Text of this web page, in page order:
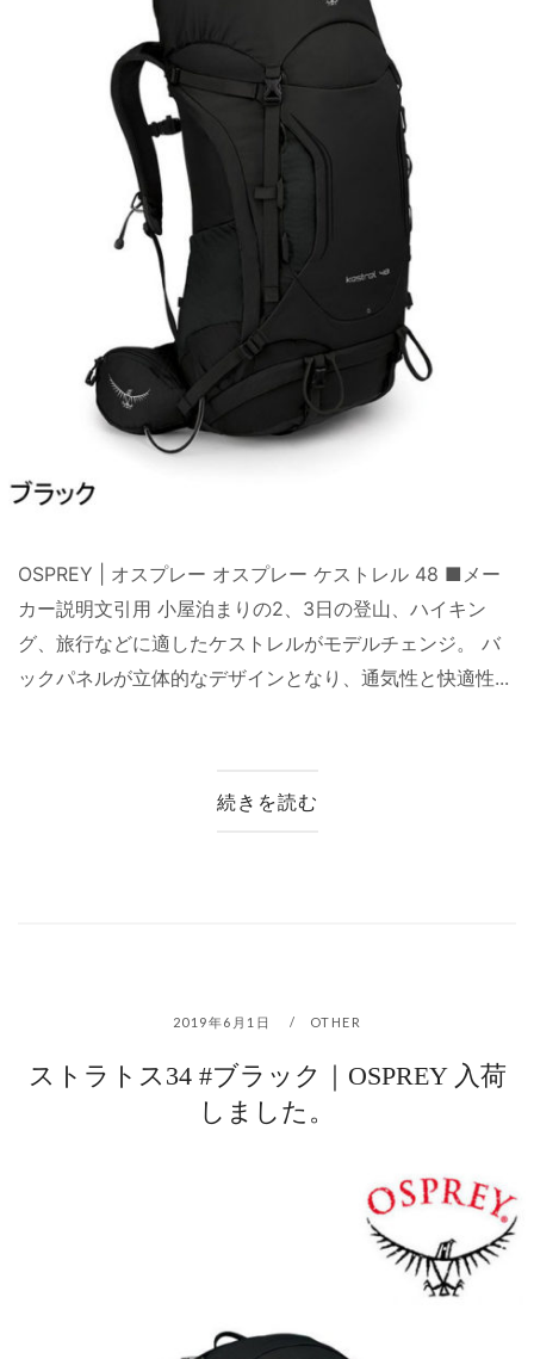
OSPREY | オスプレー オスプレー ケストレル 48 ■メー
カー説明文引用 小屋泊まりの2、3日の登山、ハイキン
グ、旅行などに適したケストレルがモデルチェンジ。 バ
ックパネルが立体的なデザインとなり、通気性と快適性...
続きを読む
2019年6月1日 OTHER
ストラトス34 #ブラック｜OSPREY 入荷
しました。